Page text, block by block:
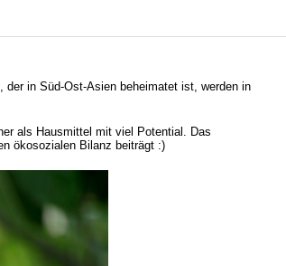
der in Süd-Ost-Asien beheimatet ist, werden in
als Hausmittel mit viel Potential. Das
ökosozialen Bilanz beiträgt :)